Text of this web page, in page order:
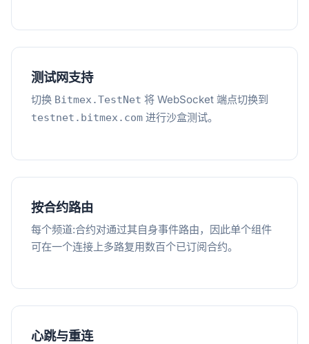
测试网支持
切换 Bitmex.TestNet 将 WebSocket 端点切换到
testnet.bitmex.com 进行沙盒测试。
按合约路由
每个频道:合约对通过其自身事件路由，因此单个组件
可在一个连接上多路复用数百个已订阅合约。
心跳与重连